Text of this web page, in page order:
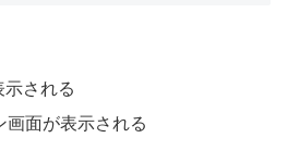
示される
面が表示される